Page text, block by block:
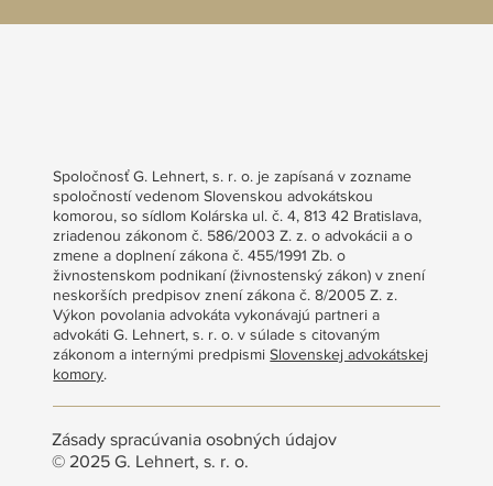
Spoločnosť G. Lehnert, s. r. o. je zapísaná v zozname
spoločností vedenom Slovenskou advokátskou
komorou, so sídlom Kolárska ul. č. 4, 813 42 Bratislava,
zriadenou zákonom č. 586/2003 Z. z. o advokácii a o
zmene a doplnení zákona č. 455/1991 Zb. o
živnostenskom podnikaní (živnostenský zákon) v znení
neskorších predpisov znení zákona č. 8/2005 Z. z.
Výkon povolania advokáta vykonávajú partneri a
advokáti G. Lehnert, s. r. o. v súlade s citovaným
zákonom a internými predpismiSlovenskej advokátskej
komory.
Zásady spracúvania osobných údajov
© 2025 G. Lehnert, s. r. o.